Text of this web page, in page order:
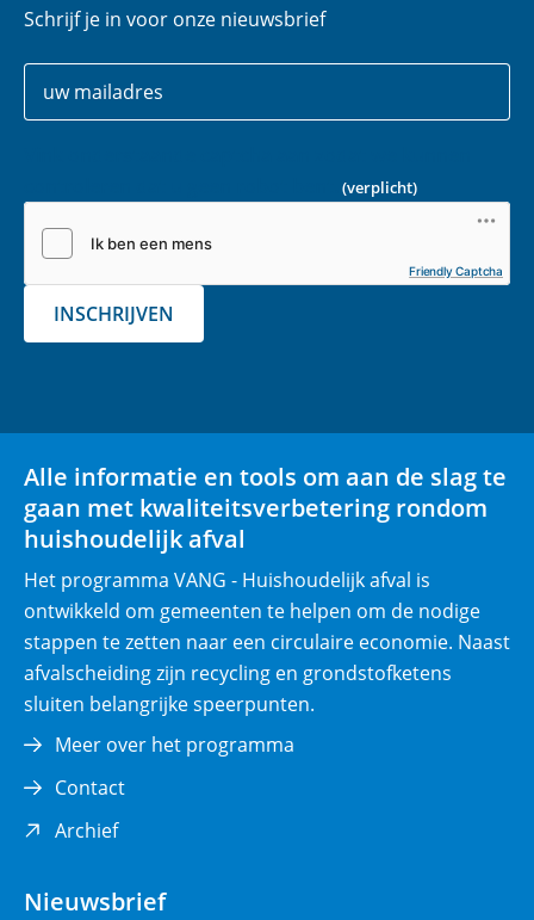
Schrijf je in voor onze nieuwsbrief
Uw
gegevens
E
i
v
c
h
t
)
(verplicht)
Friendly Captcha
INSCHRIJVEN
Alle informatie en tools om aan de slag te
gaan met kwaliteitsverbetering rondom
huishoudelijk afval
Het programma VANG - Huishoudelijk afval is
ontwikkeld om gemeenten te helpen om de nodige
stappen te zetten naar een circulaire economie. Naast
afvalscheiding zijn recycling en grondstofketens
sluiten belangrijke speerpunten.
Meer over het programma
Contact
Archief(opent
nieuw
Nieuwsbrief